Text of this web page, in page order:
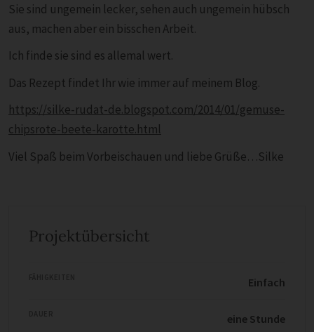
Sie sind ungemein lecker, sehen auch ungemein hübsch
aus, machen aber ein bisschen Arbeit.
Ich finde sie sind es allemal wert.
Das Rezept findet Ihr wie immer auf meinem Blog.
https://silke-rudat-de.blogspot.com/2014/01/gemuse-
chipsrote-beete-karotte.html
Viel Spaß beim Vorbeischauen und liebe Grüße…Silke
Projektübersicht
Einfach
eine Stunde